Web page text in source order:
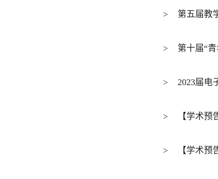
> 第五届教
> 第十届“
> 2023届电
> 【学术
> 【学术